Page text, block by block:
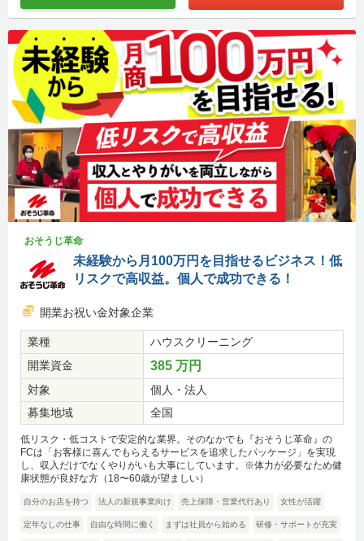
おそうじ革命
未経験から月100万円を目指せるビジネス！低
リスクで高収益。個人で成功できる！
開業お祝い金対象企業
業種
ハウスクリーニング
開業資金
385 万円
対象
個人・法人
募集地域
全国
低リスク・低コストで安定的な業界。そのなかでも『おそうじ革命』の
FCは「お客様に喜んでもらえるサービスを追求したパッケージ」を実現
し、収入だけでなくやりがいも大事にしています。※体力が必要なため健
康状態が良好な方（18〜60歳が望ましい）
自分のお店を持つ 法人の新規事業向け 売上保障・営業代行あり 女性が活躍
定年なしの仕事 自由な時間に働く まずは社員から始める 研修・サポートが充実